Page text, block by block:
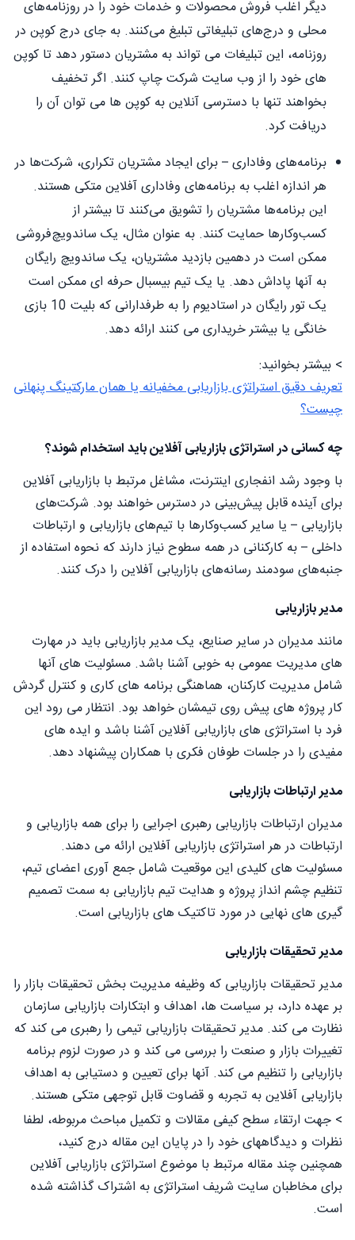
دیگر اغلب فروش محصولات و خدمات خود را در روزنامه‌های
محلی و درج‌های تبلیغاتی تبلیغ می‌کنند. به جای درج کوپن در
روزنامه، این تبلیغات می تواند به مشتریان دستور دهد تا کوپن
های خود را از وب سایت شرکت چاپ کنند. اگر تخفیف
بخواهند تنها با دسترسی آنلاین به کوپن ها می توان آن را
دریافت کرد.
برنامه‌های وفاداری – برای ایجاد مشتریان تکراری، شرکت‌ها در
هر اندازه اغلب به برنامه‌های وفاداری آفلاین متکی هستند.
این برنامه‌ها مشتریان را تشویق می‌کنند تا بیشتر از
کسب‌وکارها حمایت کنند. به عنوان مثال، یک ساندویچ‌فروشی
ممکن است در دهمین بازدید مشتریان، یک ساندویچ رایگان
به آنها پاداش دهد. یا یک تیم بیسبال حرفه ای ممکن است
یک تور رایگان در استادیوم را به طرفدارانی که بلیت 10 بازی
خانگی یا بیشتر خریداری می کنند ارائه دهد.
> بیشتر بخوانید:
تعریف دقیق استراتژی بازاریابی مخفیانه یا همان مارکتینگ پنهانی
چیست؟
چه کسانی در استراتژی بازاریابی آفلاین باید استخدام شوند؟
با وجود رشد انفجاری اینترنت، مشاغل مرتبط با بازاریابی آفلاین
برای آینده قابل پیش‌بینی در دسترس خواهند بود. شرکت‌های
بازاریابی – یا سایر کسب‌وکارها با تیم‌های بازاریابی و ارتباطات
داخلی – به کارکنانی در همه سطوح نیاز دارند که نحوه استفاده از
جنبه‌های سودمند رسانه‌های بازاریابی آفلاین را درک کنند.
مدیر بازاریابی
مانند مدیران در سایر صنایع، یک مدیر بازاریابی باید در مهارت
های مدیریت عمومی به خوبی آشنا باشد. مسئولیت های آنها
شامل مدیریت کارکنان، هماهنگی برنامه های کاری و کنترل گردش
کار پروژه های پیش روی تیمشان خواهد بود. انتظار می رود این
فرد با استراتژی های بازاریابی آفلاین آشنا باشد و ایده های
مفیدی را در جلسات طوفان فکری با همکاران پیشنهاد دهد.
مدیر ارتباطات بازاریابی
مدیران ارتباطات بازاریابی رهبری اجرایی را برای همه بازاریابی و
ارتباطات در هر استراتژی بازاریابی آفلاین ارائه می دهند.
مسئولیت های کلیدی این موقعیت شامل جمع آوری اعضای تیم،
تنظیم چشم انداز پروژه و هدایت تیم بازاریابی به سمت تصمیم
گیری های نهایی در مورد تاکتیک های بازاریابی است.
مدیر تحقیقات بازاریابی
مدیر تحقیقات بازاریابی که وظیفه مدیریت بخش تحقیقات بازار را
بر عهده دارد، بر سیاست ها، اهداف و ابتکارات بازاریابی سازمان
نظارت می کند. مدیر تحقیقات بازاریابی تیمی را رهبری می کند که
تغییرات بازار و صنعت را بررسی می کند و در صورت لزوم برنامه
بازاریابی را تنظیم می کند. آنها برای تعیین و دستیابی به اهداف
بازاریابی آفلاین به تجربه و قضاوت قابل توجهی متکی هستند.
> جهت ارتقاء سطح کیفی مقالات و تکمیل مباحث مربوطه، لطفا
نظرات و دیدگاههای خود را در پایان این مقاله درج کنید،
همچنین چند مقاله مرتبط با موضوع استراتژی بازاریابی آفلاین
برای مخاطبان سایت شریف استراتژی به اشتراک گذاشته شده
است.